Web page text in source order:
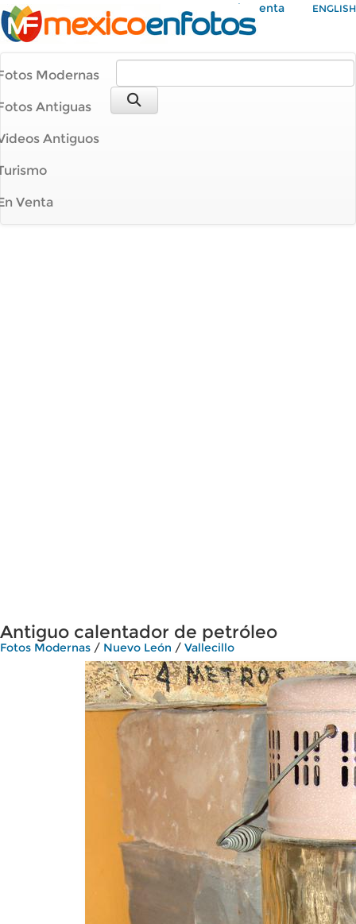
Mi Cuenta ENGLISH
Modernas
Antiguas
Antiguos
Venta
Antiguo calentador de petróleo
Fotos Modernas / Nuevo León / Vallecillo